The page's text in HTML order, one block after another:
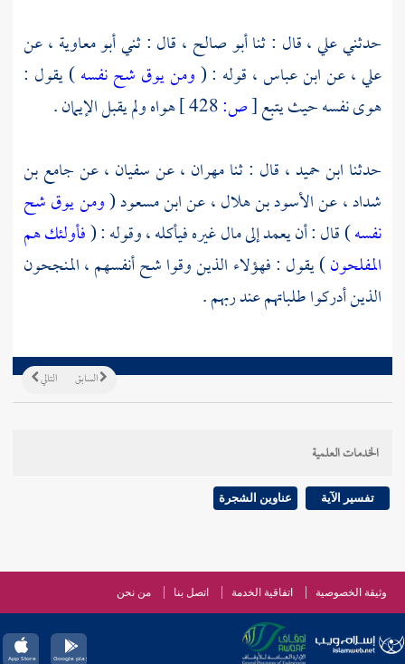
حدثنيعلي ،قال : ثناأبو صالح ، قال : ثنيأبو معاوية ،عن
علي ،عنابن عباس ، قوله : (ومن يوق شح نفسه) يقول :
هوى نفسه حيث يتبع[ص:
هواه ولم يقبل الإيمان .
حدثنا ابن حميد ، قال : ثنامهران ،عنسفيان ،عنجامع بن
شداد ،عنالأسود بن هلال ،عنابن مسعود(ومن يوق شح
نفسه) قال : أن يعمد إلى مال غيره فيأكله ، وقوله : (فأولئك هم
المفلحون) يقول : فهؤلاء الذين وقوا شح أنفسهم ، المنجحون
الذين أدركوا طلباتهم عند ربهم .
التالي السابق
الخدمات العلمية
تفسير الآية عناوين الشجرة
وثيقة الخصوصية اتفاقية الخدمة اتصل بنا من نحن